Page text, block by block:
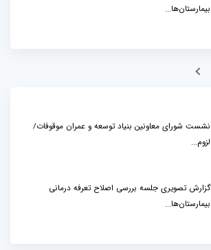
بیمارستان‌ها...
نشست شورای معاونین بنیاد توسعه و عمران موقوفات/
لزوم...
گزارش تصویری جلسه بررسی اصلاح تعرفه درمانی
بیمارستان‌ها...